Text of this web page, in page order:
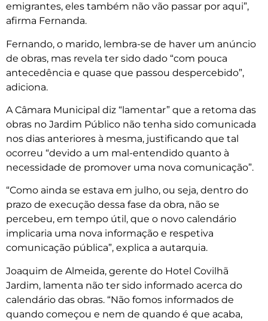
emigrantes, eles também não vão passar por aqui”,
afirma Fernanda.
Fernando, o marido, lembra-se de haver um anúncio
de obras, mas revela ter sido dado “com pouca
antecedência e quase que passou despercebido”,
adiciona.
A Câmara Municipal diz “lamentar” que a retoma das
obras no Jardim Público não tenha sido comunicada
nos dias anteriores à mesma, justificando que tal
ocorreu “devido a um mal-entendido quanto à
necessidade de promover uma nova comunicação”.
“Como ainda se estava em julho, ou seja, dentro do
prazo de execução dessa fase da obra, não se
percebeu, em tempo útil, que o novo calendário
implicaria uma nova informação e respetiva
comunicação pública”, explica a autarquia.
Joaquim de Almeida, gerente do Hotel Covilhã
Jardim, lamenta não ter sido informado acerca do
calendário das obras. “Não fomos informados de
quando começou e nem de quando é que acaba,